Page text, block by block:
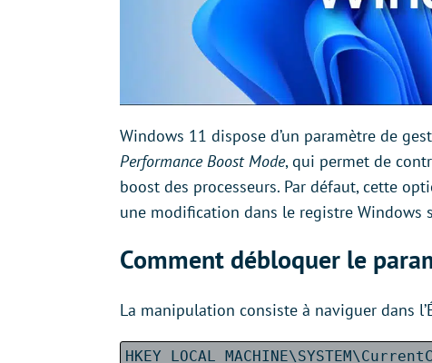
Windows 11 dispose d’un paramètre de
Performance Boost Mode, qui permet de
boost des processeurs. Par défaut, cette
une modification dans le registre Windows
Comment débloquer le
La manipulation consiste à naviguer dans